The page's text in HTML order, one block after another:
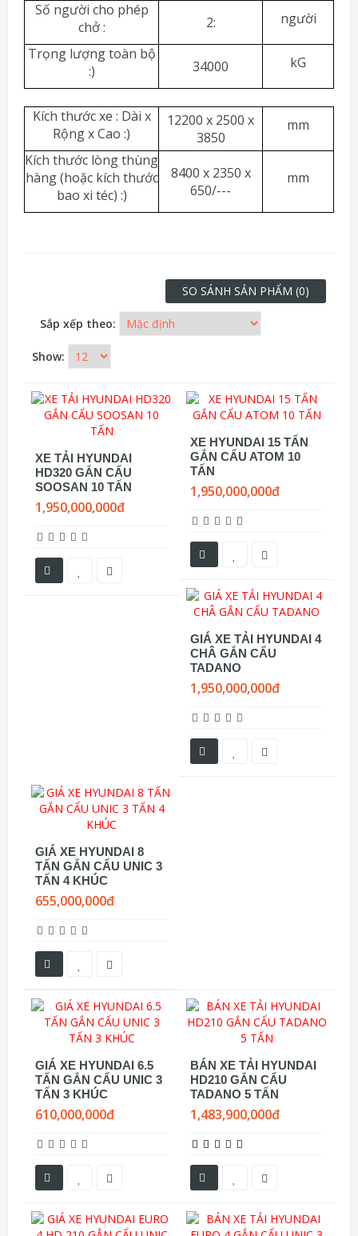
Số người cho phép
chở :
2:
người
Trọng lượng toàn bộ
:)
34000 kG
Kích thước xe : Dài x
Rộng x Cao :)
12200 x 2500 x
3850
mm
Kích thước lòng thùng
hàng (hoặc kích thước
bao xi téc) :)
8400 x 2350 x
650/---
mm
SO SÁNH SẢN PHẨM (0)
Sắp xếp theo:
Show:
XE TẢI HYUNDAI
HD320 GẮN CẨU
SOOSAN 10 TẤN
1,950,000,000đ
XE HYUNDAI 15 TẤN
GẮN CẨU ATOM 10
TẤN
1,950,000,000đ
GIÁ XE TẢI HYUNDAI 4
CHÂ GẮN CẨU
TADANO
1,950,000,000đ
GIÁ XE HYUNDAI 8
TẤN GẮN CẨU UNIC 3
TẤN 4 KHÚC
655,000,000đ
GIÁ XE HYUNDAI 6.5
TẤN GẮN CẨU UNIC 3
TẤN 3 KHÚC
610,000,000đ
BÁN XE TẢI HYUNDAI
HD210 GẮN CẨU
TADANO 5 TẤN
1,483,900,000đ